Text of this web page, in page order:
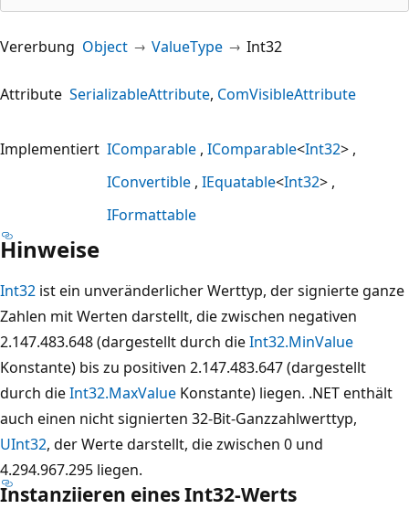
Vererbung Object ValueType Int32
Attribute SerializableAttribute ComVisibleAttribute
Implementiert IComparable IComparable<Int32>
IConvertible IEquatable<Int32>
IFormattable
Hinweise
Int32 ist ein unveränderlicher Werttyp, der signierte ganze
Zahlen mit Werten darstellt, die zwischen negativen
2.147.483.648 (dargestellt durch dieInt32.MinValue
Konstante) bis zu positiven 2.147.483.647 (dargestellt
durch dieInt32.MaxValue Konstante) liegen. .NET enthält
auch einen nicht signierten 32-Bit-Ganzzahlwerttyp,
UInt32, der Werte darstellt, die zwischen 0 und
4.294.967.295 liegen.
Instanziieren eines Int32-Werts